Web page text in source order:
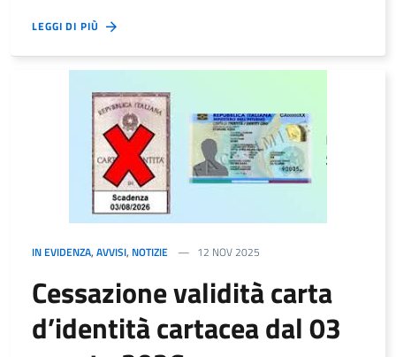
LEGGI DI PIÙ
IN EVIDENZA, AVVISI, NOTIZIE 12 NOV 2025
Cessazione validità carta
d’identità cartacea dal 03